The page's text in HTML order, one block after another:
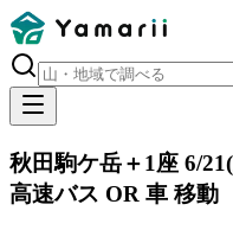
秋田駒ケ岳＋1座 6/
高速バス OR 車 移動